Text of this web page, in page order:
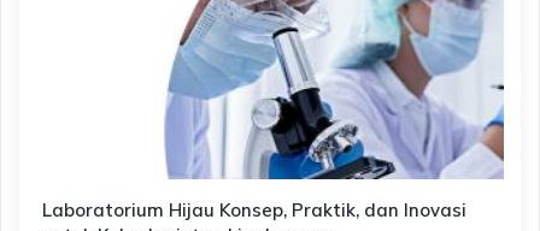
Laboratorium Hijau Konsep, Praktik, dan Inovasi